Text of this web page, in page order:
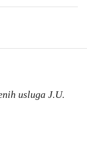
usluga J.U.